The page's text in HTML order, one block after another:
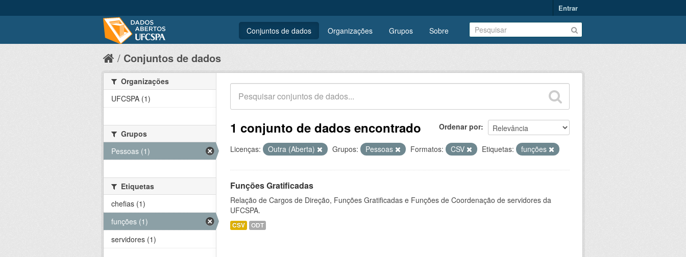
Entrar
Conjuntos de dados Organizações Grupos Sobre
Conjuntos de dados
Ordenar por
1 conjunto de dados encontrado
Licenças: Outra (Aberta) Grupos: Pessoas Formatos: CSV Etiquetas: funções
Funções Gratificadas
Relação de Cargos de Direção, Funções Gratificadas e Funções de Coordenação de servidores da
UFCSPA.
CSV ODT
Organizações
UFCSPA (1)
Grupos
Pessoas (1)
Etiquetas
chefias (1)
funções (1)
servidores (1)